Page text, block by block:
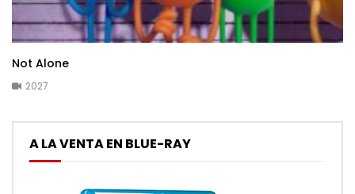
Not Alone
2027
A LA VENTA EN BLUE-RAY